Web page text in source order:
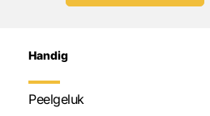
Handig
Peelgeluk